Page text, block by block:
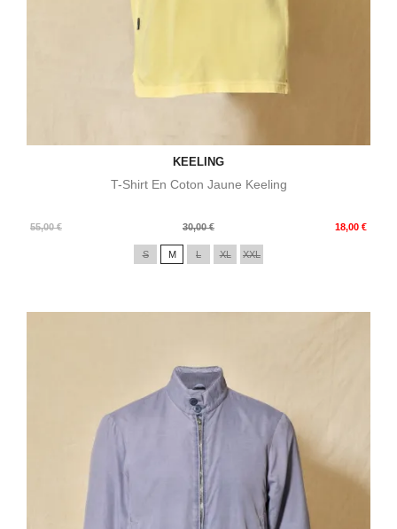
KEELING
T-Shirt En Coton Jaune Keeling
55,00 €
Prix
30,00 € 18,00 €
Prix
S M L XL XXL